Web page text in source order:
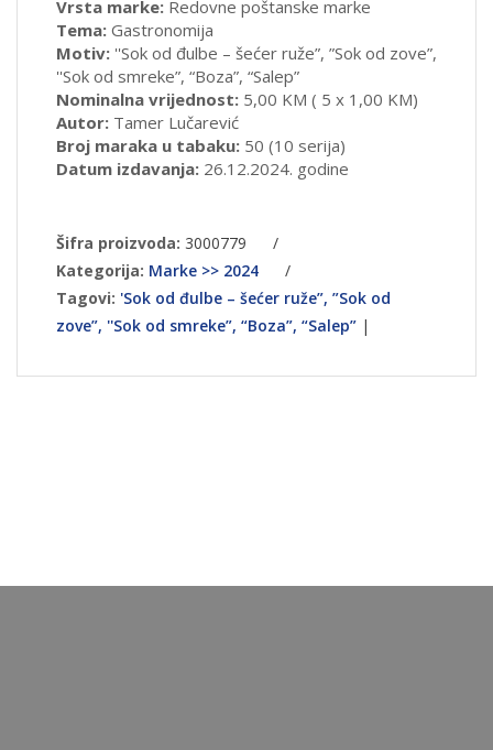
Vrsta marke: Redovne poštanske marke
Tema: Gastronomija
Motiv: ''Sok od đulbe – šećer ruže”, ”Sok od zove”,
''Sok od smreke”, “Boza”, “Salep”
Nominalna vrijednost: 5,00 KM ( 5 x 1,00 KM)
Autor: Tamer Lučarević
Broj maraka u tabaku: 50 (10 serija)
Datum izdavanja: 26.12.2024. godine
Šifra proizvoda: 3000779
/
Kategorija: Marke >> 2024
/
Tagovi: 'Sok od đulbe – šećer ruže”, ”Sok od
zove”, ''Sok od smreke”, “Boza”, “Salep” |